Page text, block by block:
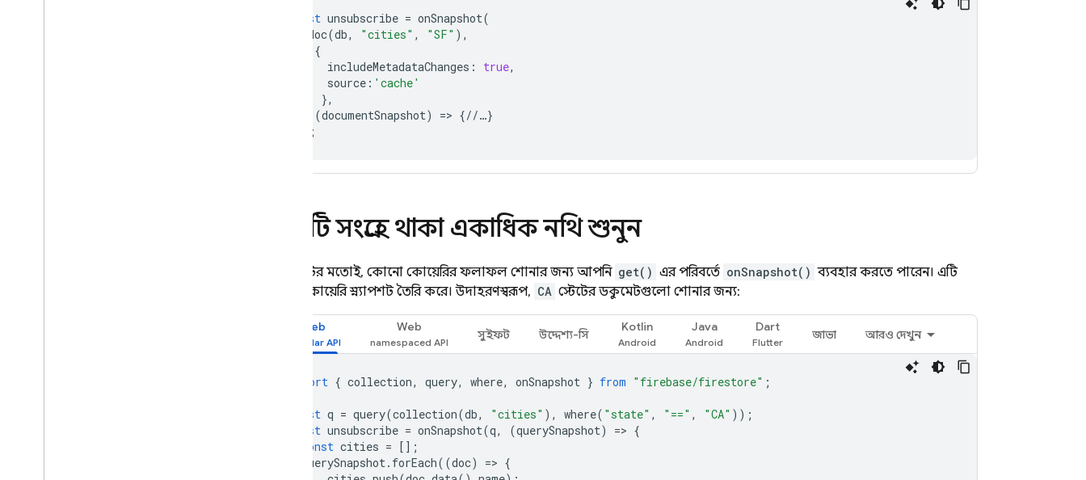
const unsubscribe = onSnapshot(
doc(db, "cities" , "SF" ),
{
includeMetadataChanges : true,
source : 'cache'
},
(documentSnapshot) => {//…}
);
একটি সংগ্রহে থাকা একাধিক নথি শুনুন
ডকুমেন্টের মতোই, কোনো কোয়েরির ফলাফল শোনার জন্য আপনি get() এর পরিবর্তে onSnapshot() ব্যবহার করতে পারেন। এটি
একটি কোয়েরি স্ন্যাপশট তৈরি করে। উদাহরণস্বরূপ, CA স্টেটের ডকুমেন্টগুলো শোনার জন্য:
Web Web
সুইফট উদ্দেশ্য-সি
Kotlin Java Dart
জাভা আরও দেখুন
import { collection, query, where, onSnapshot } from "firebase/firestore" ;
const q = query(collection(db, "cities" ), where( "state" , "==" , "CA" ));
const unsubscribe = onSnapshot(q, (querySnapshot) => {
const cities = [];
querySnapshot. forEach((doc) => {